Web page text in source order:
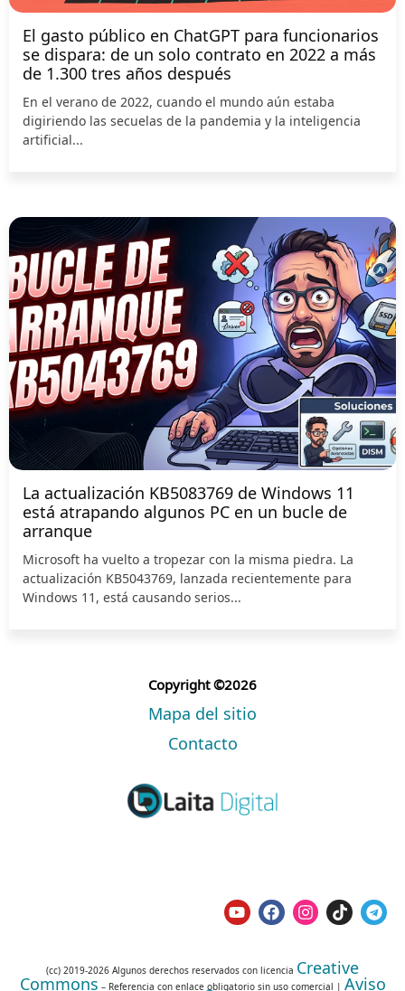
El gasto público en ChatGPT para funcionarios
se dispara: de un solo contrato en 2022 a más
de 1.300 tres años después
En el verano de 2022, cuando el mundo aún estaba
digiriendo las secuelas de la pandemia y la inteligencia
artificial...
La actualización KB5083769 de Windows 11
está atrapando algunos PC en un bucle de
arranque
Microsoft ha vuelto a tropezar con la misma piedra. La
actualización KB5043769, lanzada recientemente para
Windows 11, está causando serios...
Copyright ©2026
Mapa del sitio
Contacto
(cc) 2019-2026 Algunos derechos reservados con licencia Creative
Commons – Referencia con enlace obligatorio sin uso comercial | Aviso